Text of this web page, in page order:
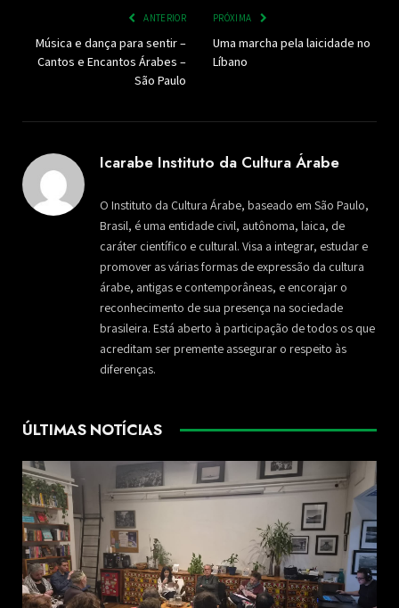
ANTERIOR
Música e dança para sentir –
Cantos e Encantos Árabes –
São Paulo
PRÓXIMA
Uma marcha pela laicidade no
Líbano
Icarabe Instituto da Cultura Árabe
O Instituto da Cultura Árabe, baseado em São Paulo,
Brasil, é uma entidade civil, autônoma, laica, de
caráter científico e cultural. Visa a integrar, estudar e
promover as várias formas de expressão da cultura
árabe, antigas e contemporâneas, e encorajar o
reconhecimento de sua presença na sociedade
brasileira. Está aberto à participação de todos os que
acreditam ser premente assegurar o respeito às
diferenças.
ÚLTIMAS NOTÍCIAS